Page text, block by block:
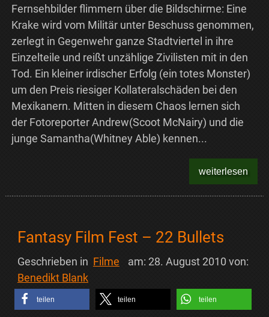
Fernsehbilder flimmern über die Bildschirme: Eine
Krake wird vom Militär unter Beschuss genommen,
zerlegt in Gegenwehr ganze Stadtviertel in ihre
Einzelteile und reißt unzählige Zivilisten mit in den
Tod. Ein kleiner irdischer Erfolg (ein totes Monster)
um den Preis riesiger Kollateralschäden bei den
Mexikanern. Mitten in diesem Chaos lernen sich
der Fotoreporter Andrew(Scoot McNairy) und die
junge Samantha(Whitney Able) kennen...
weiterlesen
Fantasy Film Fest – 22 Bullets
Geschrieben in Filme am: 28. August 2010 von:
Benedikt Blank
teilen teilen teilen